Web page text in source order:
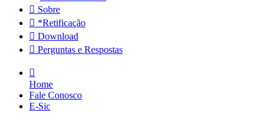
Sobre
*Retificação
Download
Perguntas e Respostas
Home
Fale Conosco
E-Sic